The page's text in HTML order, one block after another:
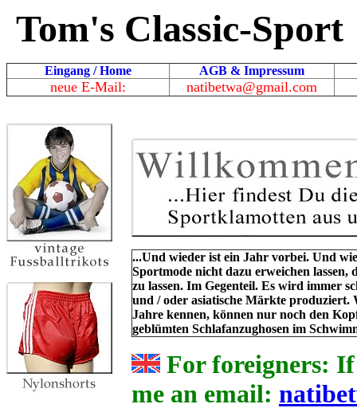
Tom's Classic-Sport
Eingang / Home AGB & Impressum
neue E-Mail: natibetwa@gmail.com
...Und wieder ist ein Jahr vorbei. Und
Sportmode nicht dazu erweichen lassen,
zu lassen. Im Gegenteil. Es wird immer
und / oder asiatische Märkte produziert.
Jahre kennen, können nur noch den
geblümten Schlafanzughosen im
For foreigners: If
me an email: